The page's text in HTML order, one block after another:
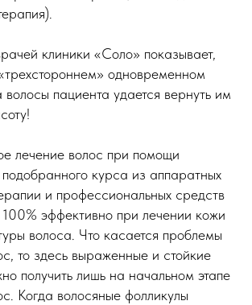
клиники «Соло» показывает,
одновременном
волосы пациента удается вернуть им
лечение волос при помощи
курса из аппаратных
и профессиональных средств
эффективно при лечении кожи
волоса. Что касается проблемы
то здесь выраженные и стойкие
получить лишь на начальном этапе
Когда волосяные фолликулы